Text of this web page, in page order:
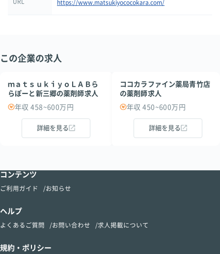
URL https://www.matsukiyococokara.com/
この企業の求人
ｍａｔｓｕｋｉｙｏＬＡＢら
らぽーと新三郷の薬剤師求人
年収 458~600万円
詳細を見る
ココカラファイン薬局青竹店
の薬剤師求人
年収 450~600万円
詳細を見る
コンテンツ
ご利用ガイド お知らせ
ヘルプ
よくあるご質問 お問い合わせ 求人掲載について
規約・ポリシー